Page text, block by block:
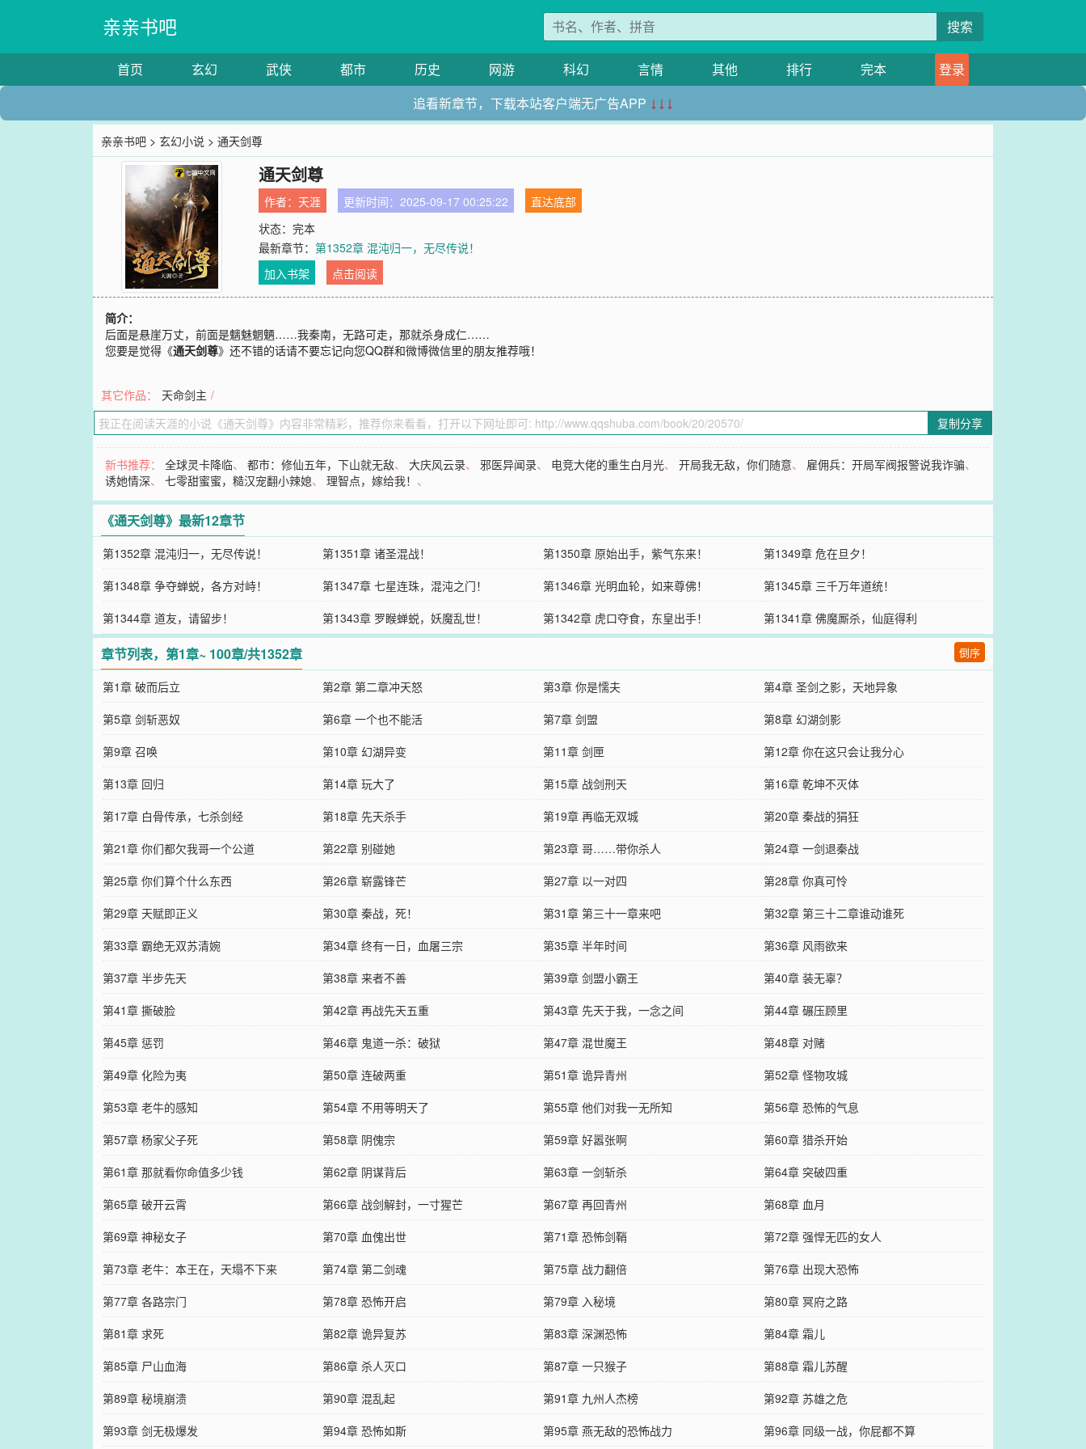
亲亲书吧 搜索
首页 玄幻 武侠 都市 历史 网游 科幻 言情 其他 排行 完本
登录
追看新章节，下载本站客户端无广告APP ↓↓↓
亲亲书吧 >玄幻小说 > 通天剑尊
通天剑尊
作者： 天涯 更新时间：2025-09-17 00:25:22
直达底部
状态：完本
最新章节：第1352章 混沌归一，无尽传说！
加入书架
点击阅读
简介：
后面是悬崖万丈，前面是魑魅魍魉……我秦南，无路可走，那就杀身成仁……
您要是觉得《通天剑尊》还不错的话请不要忘记向您QQ群和微博微信里的朋友推荐哦！
其它作品： 天命剑主 /
复制分享
新书推荐：全球灵卡降临、都市：修仙五年，下山就无敌、大庆风云录、邪医异闻录、 电竞大佬的重生白月光、开局我无敌，你们随意、 雇佣兵：开局军阀报警说我诈骗、
诱她情深、七零甜蜜蜜，糙汉宠翻小辣媳、理智点，嫁给我！ 、
《通天剑尊》最新12章节
第1352章 混沌归一，无尽传说！ 第1351章 诸圣混战！ 第1350章 原始出手，紫气东来！
第1349章 危在旦夕！
第1348章 争夺蝉蜕，各方对峙！
第1347章 七星连珠，混沌之门！ 第1346章 光明血轮，如来尊佛！
第1345章 三千万年道统！
第1344章 道友，请留步！
第1343章 罗睺蝉蜕，妖魔乱世！ 第1342章 虎口夺食，东皇出手！ 第1341章 佛魔厮杀，仙庭得利
章节列表，第1章~ 100章/共1352章 倒序
第1章 破而后立 第2章 第二章冲天怒 第3章 你是懦夫
第4章 圣剑之影，天地异象
第5章 剑斩恶奴
第6章 一个也不能活 第7章 剑盟
第8章 幻湖剑影
第9章 召唤
第10章 幻湖异变 第11章 剑匣
第12章 你在这只会让我分心
第13章 回归
第14章 玩大了 第15章 战剑刑天
第16章 乾坤不灭体
第17章 白骨传承，七杀剑经
第18章 先天杀手 第19章 再临无双城
第20章 秦战的狷狂
第21章 你们都欠我哥一个公道
第22章 别碰她 第23章 哥……带你杀人
第24章 一剑退秦战
第25章 你们算个什么东西
第26章 崭露锋芒 第27章 以一对四
第28章 你真可怜
第29章 天赋即正义
第30章 秦战，死！ 第31章 第三十一章来吧
第32章 第三十二章谁动谁死
第33章 霸绝无双苏清婉
第34章 终有一日，血屠三宗 第35章 半年时间
第36章 风雨欲来
第37章 半步先天
第38章 来者不善 第39章 剑盟小霸王
第40章 装无辜？
第41章 撕破脸
第42章 再战先天五重 第43章 先天于我，一念之间
第44章 碾压顾里
第45章 惩罚
第46章 鬼道一杀：破狱 第47章 混世魔王
第48章 对赌
第49章 化险为夷
第50章 连破两重 第51章 诡异青州
第52章 怪物攻城
第53章 老牛的感知
第54章 不用等明天了 第55章 他们对我一无所知
第56章 恐怖的气息
第57章 杨家父子死
第58章 阴傀宗 第59章 好嚣张啊
第60章 猎杀开始
第61章 那就看你命值多少钱
第62章 阴谋背后 第63章 一剑斩杀
第64章 突破四重
第65章 破开云霄
第66章 战剑解封，一寸猩芒 第67章 再回青州
第68章 血月
第69章 神秘女子
第70章 血傀出世 第71章 恐怖剑鞘
第72章 强悍无匹的女人
第73章 老牛：本王在，天塌不下来
第74章 第二剑魂 第75章 战力翻倍
第76章 出现大恐怖
第77章 各路宗门
第78章 恐怖开启 第79章 入秘境
第80章 冥府之路
第81章 求死
第82章 诡异复苏 第83章 深渊恐怖
第84章 霜儿
第85章 尸山血海
第86章 杀人灭口 第87章 一只猴子
第88章 霜儿苏醒
第89章 秘境崩溃
第90章 混乱起 第91章 九州人杰榜
第92章 苏雄之危
第93章 剑无极爆发
第94章 恐怖如斯 第95章 燕无敌的恐怖战力 第96章 同级一战，你屁都不算